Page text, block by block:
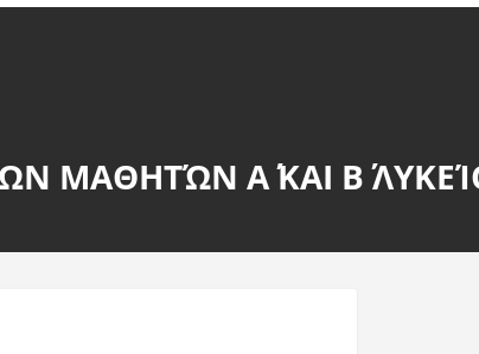
ΜΑΘΗΤΏΝ Α΄ ΚΑΙ Β΄